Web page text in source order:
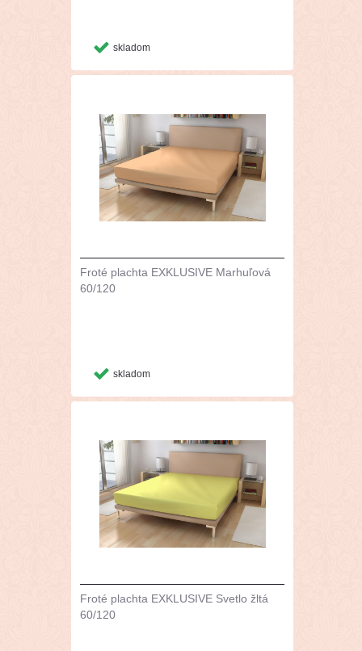
skladom
Froté plachta EXKLUSIVE Marhuľová
60/120
skladom
Froté plachta EXKLUSIVE Svetlo žltá
60/120